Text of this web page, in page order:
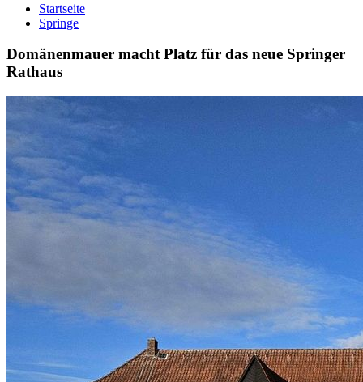
Startseite
Springe
Domänenmauer macht Platz für das neue Springer
Rathaus